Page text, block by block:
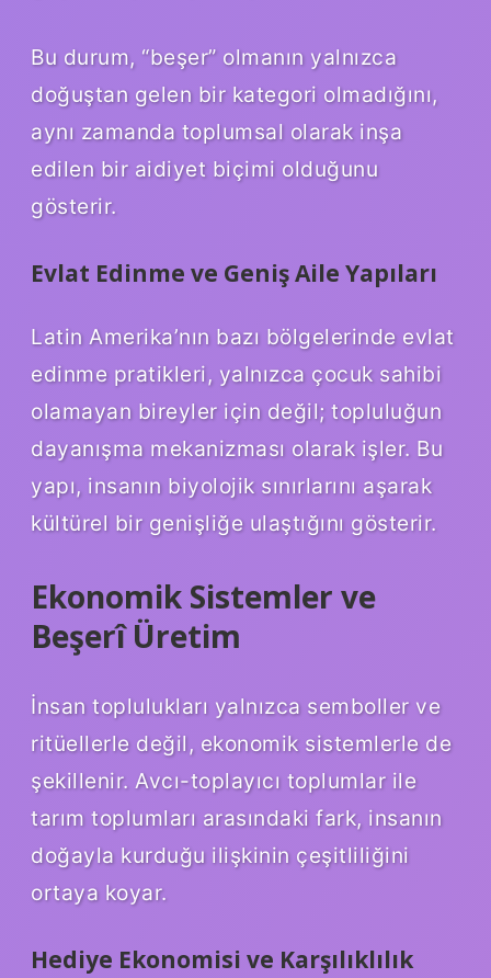
Bu durum, “beşer” olmanın yalnızca
doğuştan gelen bir kategori olmadığını,
aynı zamanda toplumsal olarak inşa
edilen bir aidiyet biçimi olduğunu
gösterir.
Evlat Edinme ve Geniş Aile Yapıları
Latin Amerika’nın bazı bölgelerinde evlat
edinme pratikleri, yalnızca çocuk sahibi
olamayan bireyler için değil; topluluğun
dayanışma mekanizması olarak işler. Bu
yapı, insanın biyolojik sınırlarını aşarak
kültürel bir genişliğe ulaştığını gösterir.
Ekonomik Sistemler ve
Beşerî Üretim
İnsan toplulukları yalnızca semboller ve
ritüellerle değil, ekonomik sistemlerle de
şekillenir. Avcı-toplayıcı toplumlar ile
tarım toplumları arasındaki fark, insanın
doğayla kurduğu ilişkinin çeşitliliğini
ortaya koyar.
Hediye Ekonomisi ve Karşılıklılık